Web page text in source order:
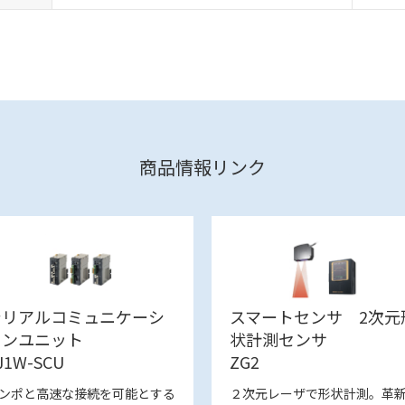
商品情報リンク
アルコミュニケーシ
ユニット
SCU
ポと高速な接続を可能とする
スマートセンサ 2次元
状計測センサ
ZG2
２次元レーザで形状計測。革